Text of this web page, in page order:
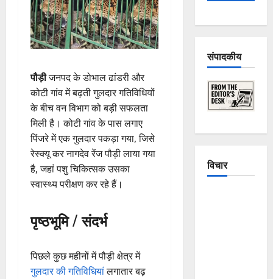
पौड़ीजनपद के डोभाल ढांडरी और
कोटी गांव में बढ़ती गुलदार गतिविधियों
के बीच वन विभाग को बड़ी सफलता
मिली है। कोटी गांव के पास लगाए
पिंजरे में एक गुलदार पकड़ा गया, जिसे
रेस्क्यू कर नागदेव रेंज पौड़ी लाया गया
है, जहां पशु चिकित्सक उसका
स्वास्थ्य परीक्षण कर रहे हैं।
पृष्ठभूमि / संदर्भ
पिछले कुछ महीनों में पौड़ी क्षेत्र में
गुलदार की गतिविधियांलगातार बढ़
संपादकीय
विचार